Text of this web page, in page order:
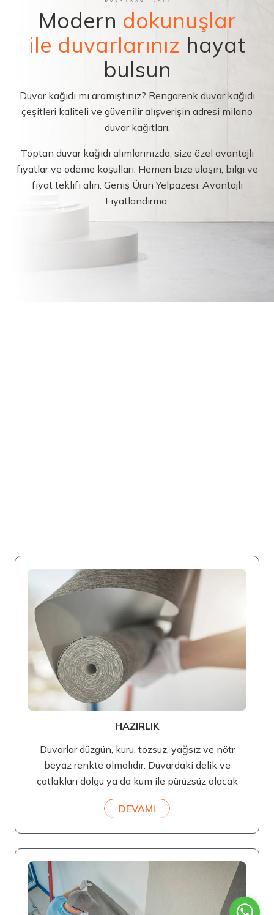
Modern dokunuşlar
ile duvarlarınız hayat
bulsun
Duvar kağıdı mı aramıştınız? Rengarenk duvar kağıdı
çeşitleri kaliteli ve güvenilir alışverişin adresi milano
duvar kağıtları.
Toptan duvar kağıdı alımlarınızda, size özel avantajlı
fiyatlar ve ödeme koşulları. Hemen bize ulaşın, bilgi ve
fiyat teklifi alın. Geniş Ürün Yelpazesi. Avantajlı
Fiyatlandırma.
HAZIRLIK
Duvarlar düzgün, kuru, tozsuz, yağsız ve nötr
beyaz renkte olmalıdır. Duvardaki delik ve
çatlakları dolgu ya da kum ile pürüzsüz olacak
DEVAMI